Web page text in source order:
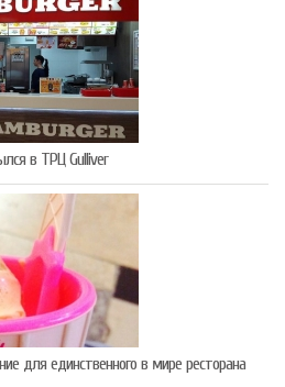
в ТРЦ Gulliver
для единственного в мире ресторана